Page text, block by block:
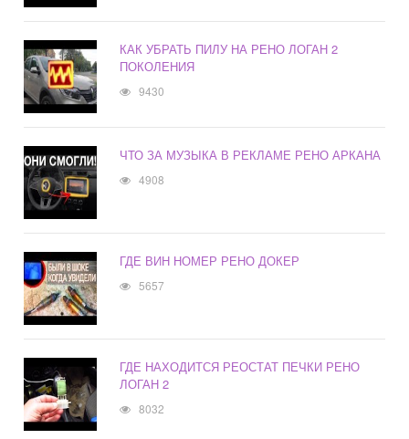
КАК УБРАТЬ ПИЛУ НА РЕНО ЛОГАН 2
ПОКОЛЕНИЯ
9430
ЧТО ЗА МУЗЫКА В РЕКЛАМЕ РЕНО АРКАНА
4908
ГДЕ ВИН НОМЕР РЕНО ДОКЕР
5657
ГДЕ НАХОДИТСЯ РЕОСТАТ ПЕЧКИ РЕНО
ЛОГАН 2
8032